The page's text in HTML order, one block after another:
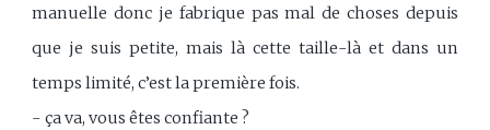
manuelle donc je fabrique pas mal de choses depuis
que je suis petite, mais là cette taille-là et dans un
temps limité, c’est la première fois.
- ça va, vous êtes confiante ?